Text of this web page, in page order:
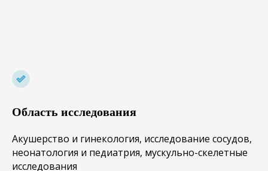
Область исследования
Акушерство и гинекология, исследование сосудов,
неонатология и педиатрия, мускульно-скелетные
исследования